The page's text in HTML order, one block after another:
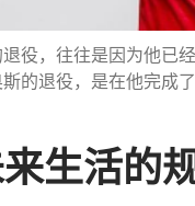
役，往往是因为他已
的退役，是在他完成
生活的